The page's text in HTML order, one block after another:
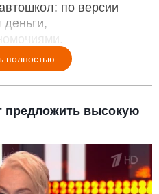
по версии
деньги,
полностью
предложить высокую